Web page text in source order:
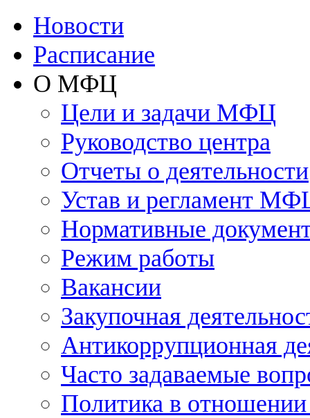
Новости
Расписание
О МФЦ
Цели и задачи МФЦ
Руководство центра
Отчеты о деятельности
Устав и регламент
Нормативные
Режим работы
Вакансии
Закупочная
Антикоррупционная
Часто задаваемые
Политика в